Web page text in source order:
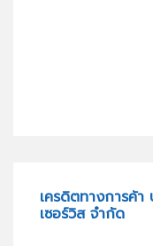
เครดิตทางการค้า
เซอร์วิส จำกัด